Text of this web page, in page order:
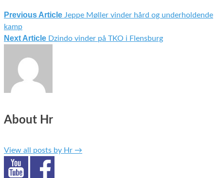
Indlægsnavigation
Previous Article Jeppe Møller vinder hård og underholdende
kamp
Next Article Dzindo vinder på TKO i Flensburg
About Hr
View all posts by Hr →